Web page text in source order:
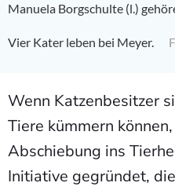
Manuela Borgschulte (l.)
Vier Kater leben bei Meyer.
Wenn Katzenbesitzer
Tiere kümmern
Abschiebung ins
Initiative gegründet,